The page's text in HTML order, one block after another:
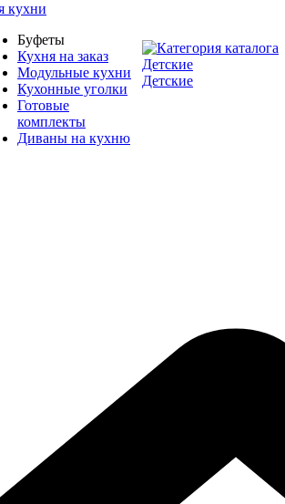
кухни
Буфеты
Кухня на заказ
Модульные кухни
Кухонные уголки
Готовые
комплекты
Диваны на кухню
Детские